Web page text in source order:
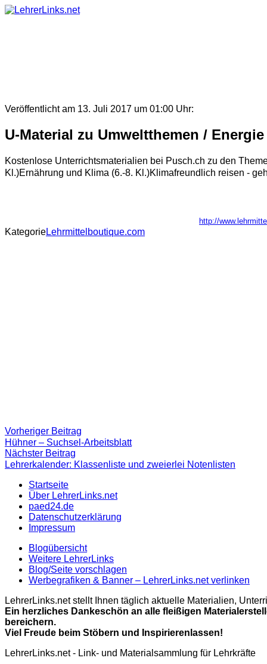
Skip
Veröffentlicht am 13. Juli 2017 um 01:00 Uhr:
U-Material zu Umweltthemen /
Kostenlose Unterrichtsmaterialien bei Pusch.ch zu den
Kl.)Ernährung und Klima (6.-8. Kl.)Klimafreundlich reisen -
http://
KategorieLehrmittelboutique.com
Beitragsnavigation
Vorheriger Beitrag
Beitrag:
Hühner – Suchsel-Arbeitsblatt
Nächster Beitrag
Beitrag
Lehrerkalender: Klassenliste und zweierlei Notenlisten
Startseite
Über LehrerLinks.net
paed24.de
Datenschutzerklärung
Impressum
Blogübersicht
Weitere LehrerLinks
Blog/Seite vorschlagen
Werbegrafiken & Banner – LehrerLinks.net verlinken
LehrerLinks.net stellt Ihnen täglich aktuelle Materialien,
Ein herzliches Dankeschön an alle fleißigen
bereichern.
Viel Freude beim Stöbern und Inspirierenlassen!
LehrerLinks.net - Link- und Materialsammlung für Lehrkräfte